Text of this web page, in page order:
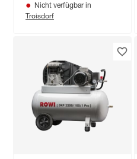
Nicht verfügbar in
Troisdorf